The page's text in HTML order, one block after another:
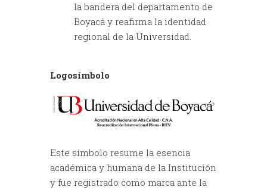
la bandera del departamento de
Boyacá y reafirma la identidad
regional de la Universidad.
Logosímbolo
Este símbolo resume la esencia
académica y humana de la Institución
y fue registrado como marca ante la